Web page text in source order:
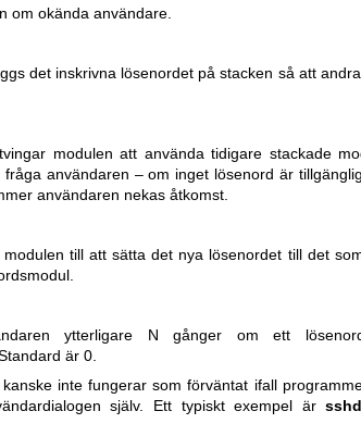
om okända användare.
det inskrivna lösenordet på stacken så att
modulen att använda tidigare stackade
användaren – om inget lösenord är
användaren nekas åtkomst.
till att sätta det nya lösenordet till det
ytterligare N gånger om ett
är 0.
inte fungerar som förväntat ifall
själv. Ett typiskt exempel ärsshd